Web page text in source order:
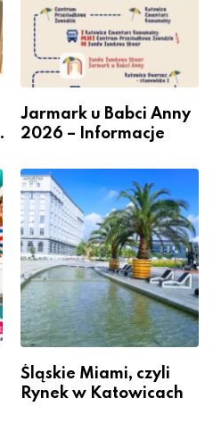
Jarmark u Babci Anny
2026 – Informacje
Śląskie Miami, czyli
Rynek w Katowicach